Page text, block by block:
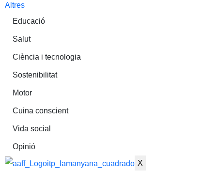
Altres
Educació
Salut
Ciència i tecnologia
Sostenibilitat
Motor
Cuina conscient
Vida social
Opinió
X